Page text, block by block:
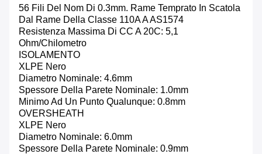
56 Fili Del Nom Di 0.3mm. Rame Temprato In Scatola
Dal Rame Della Classe 110A A AS1574
Resistenza Massima Di CC A 20C: 5,1
Ohm/chilometro
ISOLAMENTO
XLPE Nero
Diametro Nominale: 4.6mm
Spessore Della Parete Nominale: 1.0mm
Minimo Ad Un Punto Qualunque: 0.8mm
OVERSHEATH
XLPE Nero
Diametro Nominale: 6.0mm
Spessore Della Parete Nominale: 0.9mm